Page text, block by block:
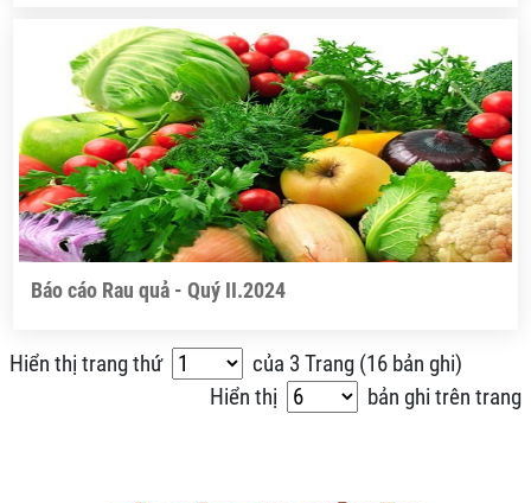
Báo cáo Rau quả - Quý II.2024
Hiển thị trang thứ của 3 Trang (16 bản ghi)
Hiển thị
bản ghi trên trang